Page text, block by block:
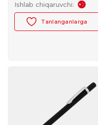
Ishlab chiqaruvchi:
Tanlanganlarga